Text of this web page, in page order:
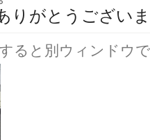
りがとうござい
ると別ウィンドウ